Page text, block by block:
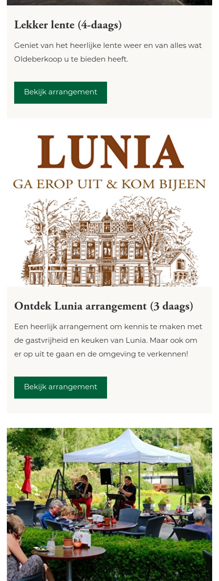
Lekker lente (4-daags)
Geniet van het heerlijke lente weer en van alles wat
Oldeberkoop u te bieden heeft.
Bekijk arrangement
Ontdek Lunia arrangement (3 daags)
Een heerlijk arrangement om kennis te maken met
de gastvrijheid en keuken van Lunia. Maar ook om
er op uit te gaan en de omgeving te verkennen!
Bekijk arrangement